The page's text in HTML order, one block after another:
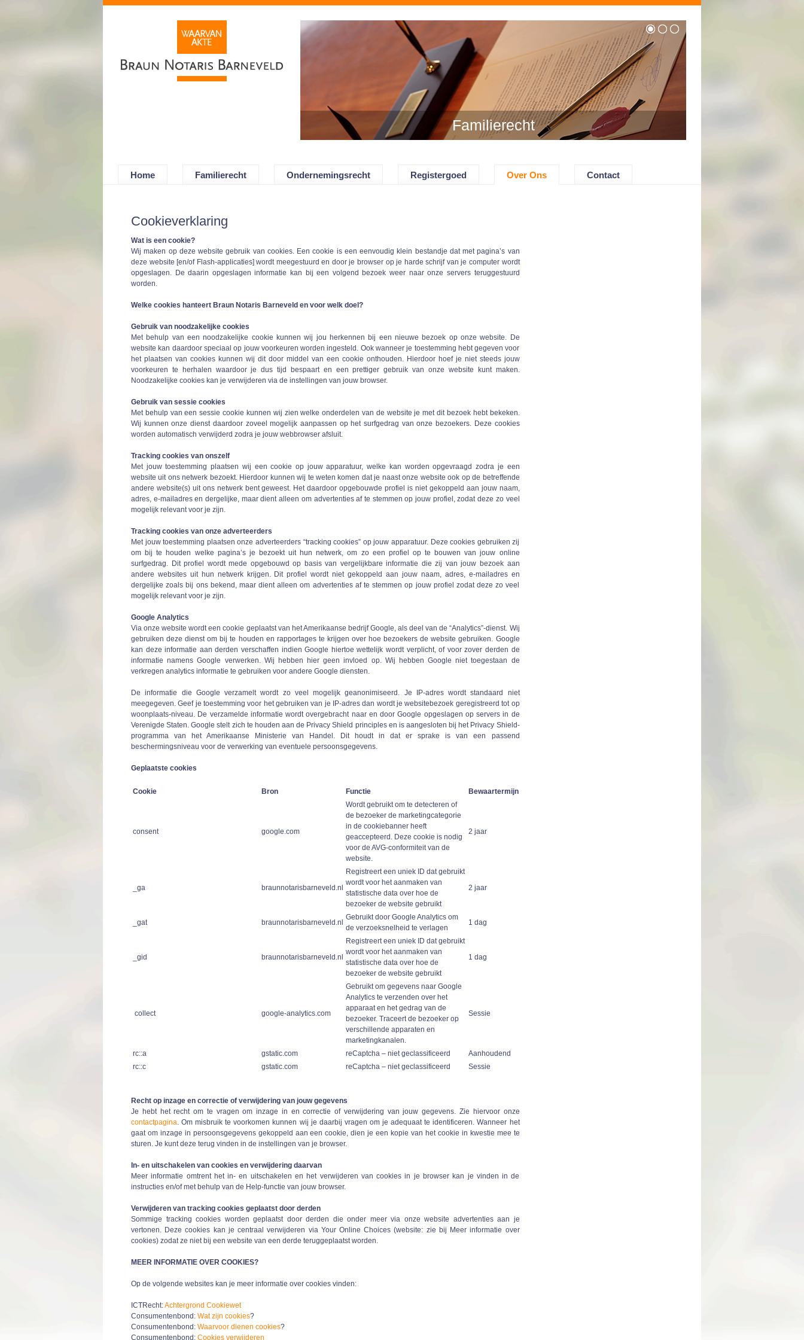
Familierecht
Home Familierecht Ondernemingsrecht Registergoed Over Ons Contact
Cookieverklaring
Wat is een cookie?
Wij maken op deze website gebruik van cookies. Een cookie is een eenvoudig klein bestandje dat met pagina’s van
deze website [en/of Flash-applicaties] wordt meegestuurd en door je browser op je harde schrijf van je computer wordt
opgeslagen. De daarin opgeslagen informatie kan bij een volgend bezoek weer naar onze servers teruggestuurd
worden.
Welke cookies hanteert Braun Notaris Barneveld en voor welk doel?
Gebruik van noodzakelijke cookies
Met behulp van een noodzakelijke cookie kunnen wij jou herkennen bij een nieuwe bezoek op onze website. De
website kan daardoor speciaal op jouw voorkeuren worden ingesteld. Ook wanneer je toestemming hebt gegeven voor
het plaatsen van cookies kunnen wij dit door middel van een cookie onthouden. Hierdoor hoef je niet steeds jouw
voorkeuren te herhalen waardoor je dus tijd bespaart en een prettiger gebruik van onze website kunt maken.
Noodzakelijke cookies kan je verwijderen via de instellingen van jouw browser.
Gebruik van sessie cookies
Met behulp van een sessie cookie kunnen wij zien welke onderdelen van de website je met dit bezoek hebt bekeken.
Wij kunnen onze dienst daardoor zoveel mogelijk aanpassen op het surfgedrag van onze bezoekers. Deze cookies
worden automatisch verwijderd zodra je jouw webbrowser afsluit.
Tracking cookies van onszelf
Met jouw toestemming plaatsen wij een cookie op jouw apparatuur, welke kan worden opgevraagd zodra je een
website uit ons netwerk bezoekt. Hierdoor kunnen wij te weten komen dat je naast onze website ook op de betreffende
andere website(s) uit ons netwerk bent geweest. Het daardoor opgebouwde profiel is niet gekoppeld aan jouw naam,
adres, e-mailadres en dergelijke, maar dient alleen om advertenties af te stemmen op jouw profiel, zodat deze zo veel
mogelijk relevant voor je zijn.
Tracking cookies van onze adverteerders
Met jouw toestemming plaatsen onze adverteerders “tracking cookies” op jouw apparatuur. Deze cookies gebruiken zij
om bij te houden welke pagina’s je bezoekt uit hun netwerk, om zo een profiel op te bouwen van jouw online
surfgedrag. Dit profiel wordt mede opgebouwd op basis van vergelijkbare informatie die zij van jouw bezoek aan
andere websites uit hun netwerk krijgen. Dit profiel wordt niet gekoppeld aan jouw naam, adres, e-mailadres en
dergelijke zoals bij ons bekend, maar dient alleen om advertenties af te stemmen op jouw profiel zodat deze zo veel
mogelijk relevant voor je zijn.
Google Analytics
Via onze website wordt een cookie geplaatst van het Amerikaanse bedrijf Google, als deel van de “Analytics”-dienst. Wij
gebruiken deze dienst om bij te houden en rapportages te krijgen over hoe bezoekers de website gebruiken. Google
kan deze informatie aan derden verschaffen indien Google hiertoe wettelijk wordt verplicht, of voor zover derden de
informatie namens Google verwerken. Wij hebben hier geen invloed op. Wij hebben Google niet toegestaan de
verkregen analytics informatie te gebruiken voor andere Google diensten.
De informatie die Google verzamelt wordt zo veel mogelijk geanonimiseerd. Je IP-adres wordt standaard niet
meegegeven. Geef je toestemming voor het gebruiken van je IP-adres dan wordt je websitebezoek geregistreerd tot op
woonplaats-niveau. De verzamelde informatie wordt overgebracht naar en door Google opgeslagen op servers in de
Verenigde Staten. Google stelt zich te houden aan de Privacy Shield principles en is aangesloten bij het Privacy Shield-
programma van het Amerikaanse Ministerie van Handel. Dit houdt in dat er sprake is van een passend
beschermingsniveau voor de verwerking van eventuele persoonsgegevens.
Geplaatste cookies
Cookie Bron Functie Bewaartermijn
consent google.com
Wordt gebruikt om te detecteren of
de bezoeker de marketingcategorie
in de cookiebanner heeft
geaccepteerd. Deze cookie is nodig
voor de AVG-conformiteit van de
website.
2 jaar
_ga braunnotarisbarneveld.nl
Registreert een uniek ID dat gebruikt
wordt voor het aanmaken van
statistische data over hoe de
bezoeker de website gebruikt
2 jaar
_gat braunnotarisbarneveld.nl
Gebruikt door Google Analytics om
de verzoeksnelheid te verlagen
1 dag
_gid braunnotarisbarneveld.nl
Registreert een uniek ID dat gebruikt
wordt voor het aanmaken van
statistische data over hoe de
bezoeker de website gebruikt
1 dag
collect google-analytics.com
Gebruikt om gegevens naar Google
Analytics te verzenden over het
apparaat en het gedrag van de
bezoeker. Traceert de bezoeker op
verschillende apparaten en
marketingkanalen.
Sessie
rc::a gstatic.com reCaptcha – niet geclassificeerd
Aanhoudend
rc::c
gstatic.com reCaptcha – niet geclassificeerd Sessie
Recht op inzage en correctie of verwijdering van jouw gegevens
Je hebt het recht om te vragen om inzage in en correctie of verwijdering van jouw gegevens. Zie hiervoor onze
contactpagina. Om misbruik te voorkomen kunnen wij je daarbij vragen om je adequaat te identificeren. Wanneer het
gaat om inzage in persoonsgegevens gekoppeld aan een cookie, dien je een kopie van het cookie in kwestie mee te
sturen. Je kunt deze terug vinden in de instellingen van je browser.
In- en uitschakelen van cookies en verwijdering daarvan
Meer informatie omtrent het in- en uitschakelen en het verwijderen van cookies in je browser kan je vinden in de
instructies en/of met behulp van de Help-functie van jouw browser.
Verwijderen van tracking cookies geplaatst door derden
Sommige tracking cookies worden geplaatst door derden die onder meer via onze website advertenties aan je
vertonen. Deze cookies kan je centraal verwijderen via Your Online Choices (website: zie bij Meer informatie over
cookies) zodat ze niet bij een website van een derde teruggeplaatst worden.
MEER INFORMATIE OVER COOKIES?
Op de volgende websites kan je meer informatie over cookies vinden:
ICTRecht:Achtergrond Cookiewet
Consumentenbond: Wat zijn cookies?
Consumentenbond: Waarvoor dienen cookies?
Consumentenbond: Cookies verwijderen